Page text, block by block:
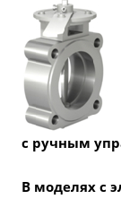
с ручным
В моделях с